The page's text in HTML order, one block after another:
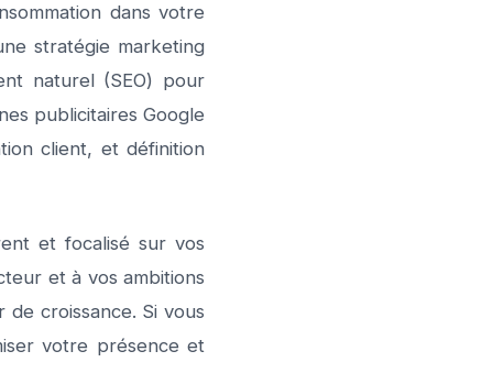
dans votre
stratégie marketing
naturel (SEO) pour
publicitaires Google
client, et définition
et focalisé sur vos
et à vos ambitions
croissance. Si vous
votre présence et